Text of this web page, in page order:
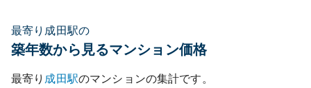
最寄り成田駅の
築年数から見るマンション価格
最寄り 成田駅のマンションの集計です。